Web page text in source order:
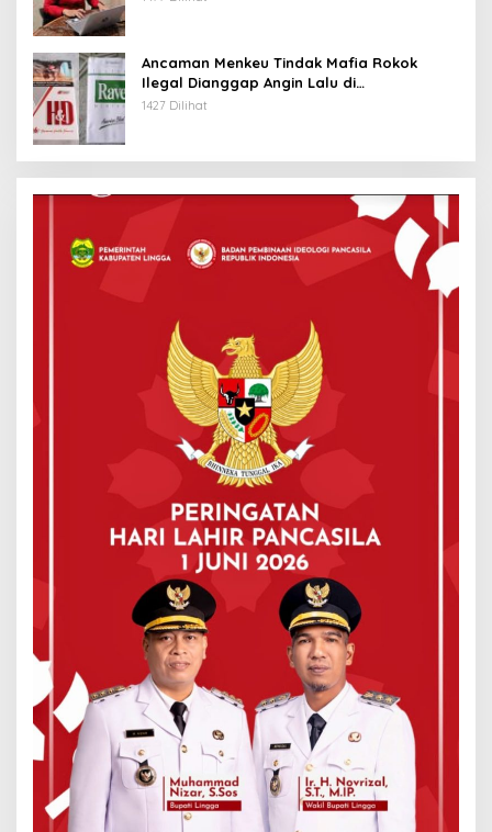
Ancaman Menkeu Tindak Mafia Rokok
Ilegal Dianggap Angin Lalu di
Tanjungpinang
1427 Dilihat